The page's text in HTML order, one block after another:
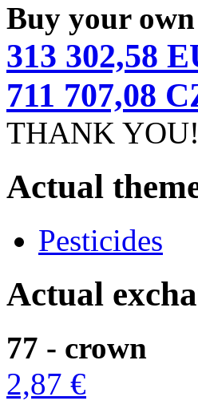
Buy your
313 302,58
711 707,08
THANK YOU!
Actual
Pesticides
Actual
77 - crown
2,87 €